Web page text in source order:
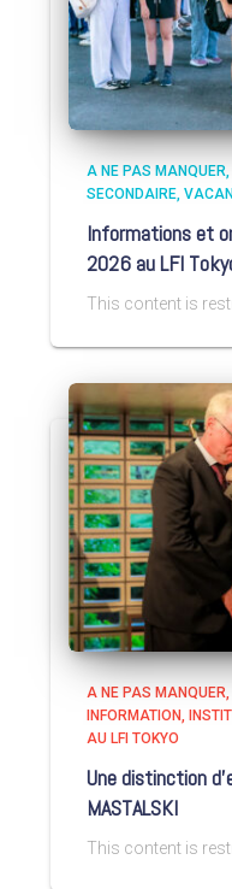
A NE PAS MANQUER
SECONDAIRE
Informations et
2026 au LFI
This content is
A NE PAS MANQUER
INFORMATION
AU LFI TOKYO
Une distinction
MASTALSKI
This content is